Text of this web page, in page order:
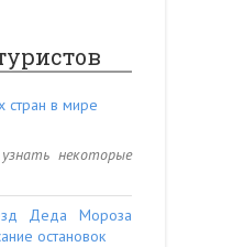
стран в мире
некоторые
Деда Мороза
остановок